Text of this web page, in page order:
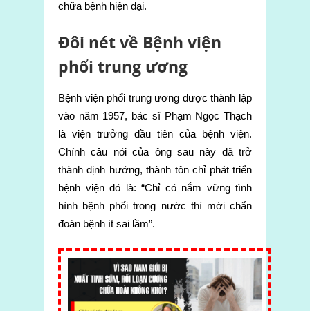
chữa bệnh hiện đại.
Đôi nét về Bệnh viện
phổi trung ương
Bệnh viện phổi trung ương được thành lập
vào năm 1957, bác sĩ Phạm Ngọc Thạch
là viện trưởng đầu tiên của bệnh viện.
Chính câu nói của ông sau này đã trở
thành định hướng, thành tôn chỉ phát triển
bệnh viện đó là: “Chỉ có nắm vững tình
hình bệnh phổi trong nước thì mới chẩn
đoán bệnh ít sai lầm”.